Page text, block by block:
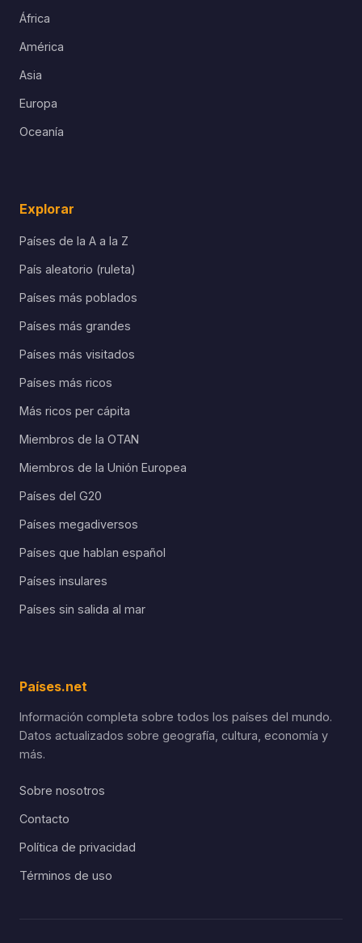
África
América
Asia
Europa
Oceanía
Explorar
Países de la A a la Z
País aleatorio (ruleta)
Países más poblados
Países más grandes
Países más visitados
Países más ricos
Más ricos per cápita
Miembros de la OTAN
Miembros de la Unión Europea
Países del G20
Países megadiversos
Países que hablan español
Países insulares
Países sin salida al mar
Países.net
Información completa sobre todos los países del mundo.
Datos actualizados sobre geografía, cultura, economía y
más.
Sobre nosotros
Contacto
Política de privacidad
Términos de uso